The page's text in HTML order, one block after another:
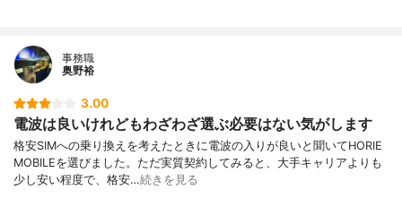
事務職
奥野裕
3.00
電波は良いけれどもわざわざ選ぶ必要はない気がします
格安SIMへの乗り換えを考えたときに電波の入りが良いと聞いてHORIE
MOBILEを選びました。ただ実質契約してみると、大手キャリアよりも
少し安い程度で、格安…続きを見る